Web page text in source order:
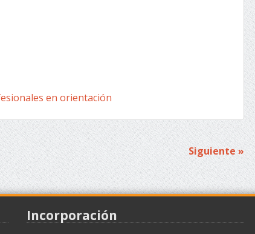
en orientación
Siguiente »
Incorporación